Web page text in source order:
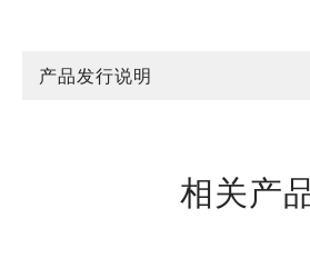
产品发行说明
相关产